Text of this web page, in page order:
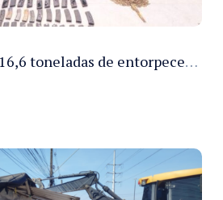
PMAM apreende 16,6 toneladas de entorpecentes e registra aumento nas prisões em flagrante e nas capturas de foragidos no primeiro semestre de 2026